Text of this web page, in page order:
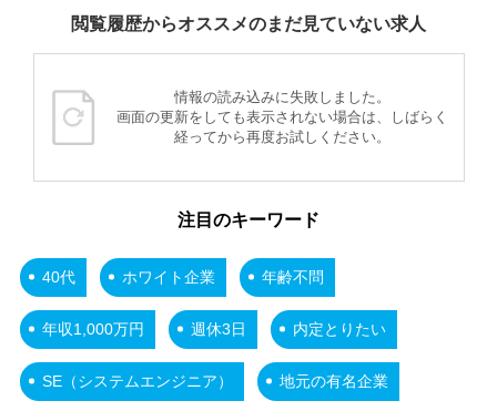
閲覧履歴からオススメのまだ見ていない求人
情報の読み込みに失敗しました。
画面の更新をしても表示されない場合は、しばらく
経ってから再度お試しください。
注目のキーワード
40代 ホワイト企業 年齢不問
年収1,000万円 週休3日 内定とりたい
SE（システムエンジニア） 地元の有名企業